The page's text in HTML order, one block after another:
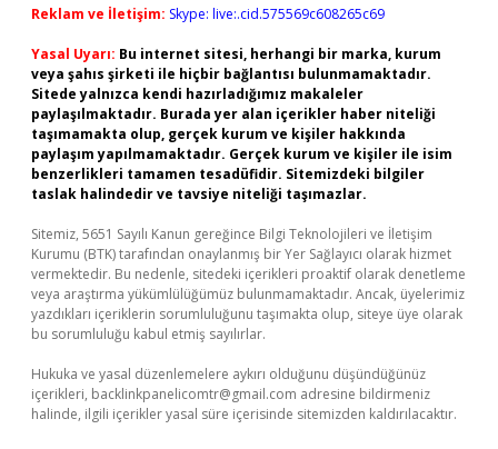
Reklam ve İletişim: Skype: live:.cid.575569c608265c69
Yasal Uyarı: Bu internet sitesi, herhangi bir marka, kurum
veya şahıs şirketi ile hiçbir bağlantısı bulunmamaktadır.
Sitede yalnızca kendi hazırladığımız makaleler
paylaşılmaktadır. Burada yer alan içerikler haber niteliği
taşımamakta olup, gerçek kurum ve kişiler hakkında
paylaşım yapılmamaktadır. Gerçek kurum ve kişiler ile isim
benzerlikleri tamamen tesadüfidir. Sitemizdeki bilgiler
taslak halindedir ve tavsiye niteliği taşımazlar.
Sitemiz, 5651 Sayılı Kanun gereğince Bilgi Teknolojileri ve İletişim
Kurumu (BTK) tarafından onaylanmış bir Yer Sağlayıcı olarak hizmet
vermektedir. Bu nedenle, sitedeki içerikleri proaktif olarak denetleme
veya araştırma yükümlülüğümüz bulunmamaktadır. Ancak, üyelerimiz
yazdıkları içeriklerin sorumluluğunu taşımakta olup, siteye üye olarak
bu sorumluluğu kabul etmiş sayılırlar.
Hukuka ve yasal düzenlemelere aykırı olduğunu düşündüğünüz
içerikleri, backlinkpanelicomtr@gmail.com adresine bildirmeniz
halinde, ilgili içerikler yasal süre içerisinde sitemizden kaldırılacaktır.